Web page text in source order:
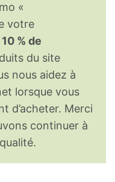
«
votre
10 % de
du site
nous aidez à
lorsque vous
d’acheter. Merci
continuer à